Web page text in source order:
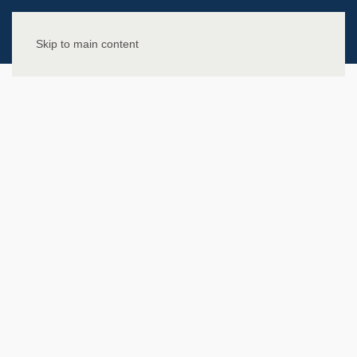
Skip to main content